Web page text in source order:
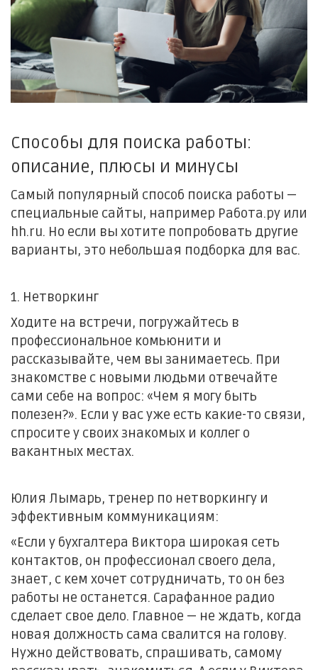
Способы для поиска работы:
описание, плюсы и минусы
Самый популярный способ поиска работы —
специальные сайты, например Работа.ру или
hh.ru. Но если вы хотите попробовать другие
варианты, это небольшая подборка для вас.
1. Нетворкинг
Ходите на встречи, погружайтесь в
профессиональное комьюнити и
рассказывайте, чем вы занимаетесь. При
знакомстве с новыми людьми отвечайте
сами себе на вопрос: «Чем я могу быть
полезен?». Если у вас уже есть какие-то связи,
спросите у своих знакомых и коллег о
вакантных местах.
Юлия Лымарь, тренер по нетворкингу и
эффективным коммуникациям:
«Если у бухгалтера Виктора широкая сеть
контактов, он профессионал своего дела,
знает, с кем хочет сотрудничать, то он без
работы не останется. Сарафанное радио
сделает свое дело. Главное — не ждать, когда
новая должность сама свалится на голову.
Нужно действовать, спрашивать, самому